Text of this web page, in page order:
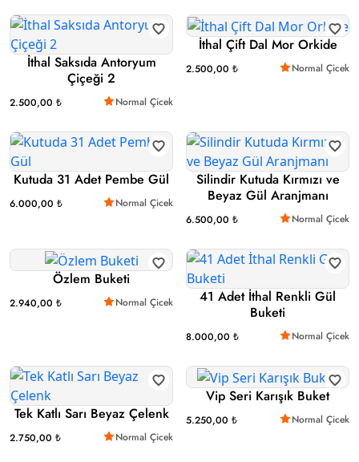
İthal Saksıda Antoryum
Çiçeği 2
2.500,00 ₺ Normal Çicek
İthal Çift Dal Mor Orkide
2.500,00 ₺ Normal Çicek
Kutuda 31 Adet Pembe Gül
6.000,00 ₺ Normal Çicek
Silindir Kutuda Kırmızı ve
Beyaz Gül Aranjmanı
6.500,00 ₺ Normal Çicek
Özlem Buketi
2.940,00 ₺ Normal Çicek
41 Adet İthal Renkli Gül
Buketi
8.000,00 ₺ Normal Çicek
Tek Katlı Sarı Beyaz Çelenk
2.750,00 ₺ Normal Çicek
Vip Seri Karışık Buket
5.250,00 ₺ Normal Çicek